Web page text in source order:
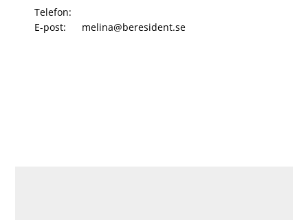
Telefon:
E-post:
melina@beresident.se